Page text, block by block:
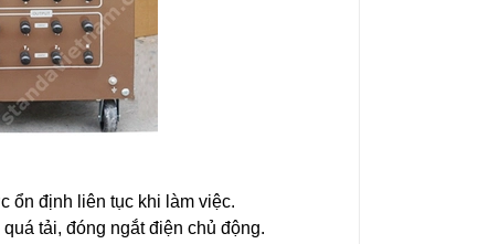
ổn định liên tục khi làm việc.
tải, đóng ngắt điện chủ động.